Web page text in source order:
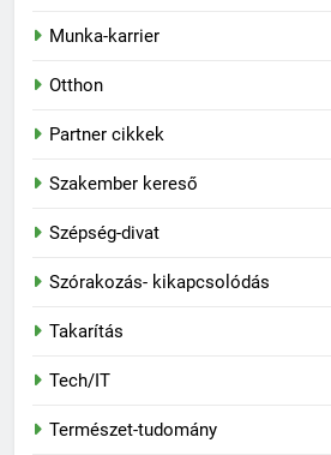
Munka-karrier
Otthon
Partner cikkek
Szakember kereső
Szépség-divat
Szórakozás- kikapcsolódás
Takarítás
Tech/IT
Természet-tudomány